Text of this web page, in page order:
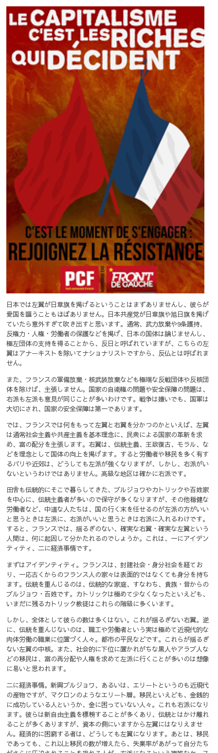
日本では左翼が日章旗を掲げるということはまずありませんし、彼らが
愛国を謳うこともほぼありません。日本共産党が日章旗や旭日旗を掲げ
ていたら意外すぎて吹き出すと思います。 通常、武力放棄や9条護持、
反権力・人権・労働者の保護などを掲げ、日本の国体は論じませんし、
極左団体の支持を得ることから、反日と呼ばれていますが、こちらの左
翼はアナーキストを除いてナショナリストですから、反仏とは呼ばれま
せん。
また、フランスの軍備放棄・核武装放棄なども極端な反戦団体や反核団
体を除けば、主張しません。国家の自衛権の問題や安全保障の問題は、
右派も左派も意見が同じことが多いわけです。戦争は嫌いでも、国軍は
大切にされ、国家の安全保障は第一であります。
では、フランスでは何をもって左翼と右翼を分かつのかといえば、左翼
は通常社会主義や共産主義を基本理念に、民衆による国家の革新を求
め、富の配分を主張します。 右翼は、伝統主義、王政復古、モラル、な
どを理念として国体の向上を掲げます。 すると労働者や移民を多く有す
るパリや近郊は、どうしても左派が強くなりますが、しかし、右派がい
ないというわけではありません。高級な地区は確かに右派です。
田舎も伝統的にそこで暮らしてきた、ブルジョワやカトリックや百姓家
を中心に、伝統主義者が多いので保守が多くなりますが、その他穏健な
労働者など、中道な人たちは、国の行く末を任せるのが左派の方がいい
と思うときは左派に、右派がいいと思うときは右派に入れるわけです。
すると、フランスでは、揺るぎのない、確実な右翼・確実な左翼という
人間は、何に起因して分かたれるのでしょうか。 これは、一にアイデン
ティティ、二に経済事情です。
まずはアイデンティティ。 フランスは、封建社会・身分社会を経てお
り、一応古くからのフランス人の家々は表面的ではなくても身分を持ち
ます。伝統を重んじるのは、伝統的な家庭、すなわち、貴族・昔からの
ブルジョワ・百姓です。 カトリックは極めて少なくなったといえども、
いまだに残るカトリック教徒はこれらの階級に多くいます。
しかし、全体として彼らの数は多くはない。これが揺るぎない右翼。 逆
に、伝統を重んじないのは、職工や労働者という実は極めて近現代的な
肉体労働の職業に位置づく人々。都市の平民などです。これらが揺るぎ
ない左翼の中核。また、社会的に下位に置かれがちな黒人やアラブ人な
どの移民は、富の再分配や人権を求めて左派に行くことが多いのは想像
に易いと思われます。
二に経済事情。新興ブルジョワ、あるいは、エリートというのも近現代
の産物ですが、マクロンのようなエリート層。移民といえども、金銭的
に成功している人というか、金に困っていない人々。これも右派になり
ます。彼らは新自由主義を標榜することが多くあり、伝統とはかけ離れ
ることが多くありますが、資本の側にいますから左翼にはなりえませ
ん。経済的に困窮する者は、どうしても左翼になります。 あとは、移民
であっても、これ以上移民の数が増えたら、失業率があがって自分たち